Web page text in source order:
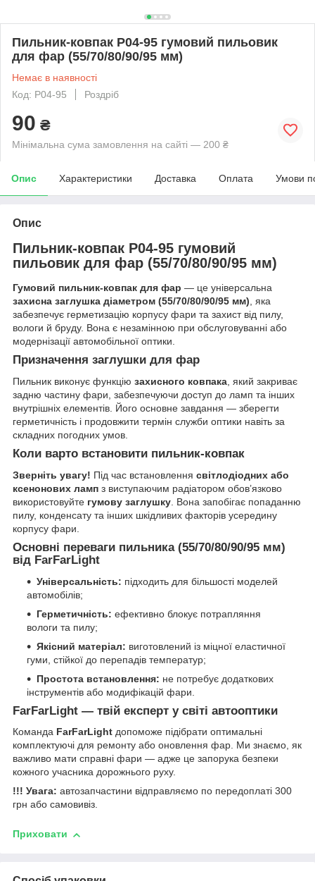
Пильник-ковпак P04-95 гумовий пильовик
для фар (55/70/80/90/95 мм)
Немає в наявності
Код: P04-95
Роздріб
90 ₴
Мінімальна сума замовлення на сайті — 200 ₴
Опис Характеристики Доставка Оплата Умови
Опис
Пильник-ковпак P04-95 гумовий
пильовик для фар (55/70/80/90/95 мм)
Гумовий пильник-ковпак для фар — це універсальна
захисна заглушка діаметром (55/70/80/90/95 мм), яка
забезпечує герметизацію корпусу фари та захист від пилу,
вологи й бруду. Вона є незамінною при обслуговуванні або
модернізації автомобільної оптики.
Призначення заглушки для фар
Пильник виконує функцію захисного ковпака, який закриває
задню частину фари, забезпечуючи доступ до ламп та інших
внутрішніх елементів. Його основне завдання — зберегти
герметичність і продовжити термін служби оптики навіть за
складних погодних умов.
Коли варто встановити пильник-ковпак
Зверніть увагу! Під час встановлення світлодіодних або
ксенонових ламп з виступаючим радіатором обов’язково
використовуйте гумову заглушку . Вона запобігає попаданню
пилу, конденсату та інших шкідливих факторів усередину
корпусу фари.
Основні переваги пильника (55/70/80/90/95 мм)
від FarFarLight
Універсальність: підходить для більшості моделей
автомобілів;
Герметичність: ефективно блокує потрапляння
вологи та пилу;
Якісний матеріал: виготовлений із міцної еластичної
гуми, стійкої до перепадів температур;
Простота встановлення: не потребує додаткових
інструментів або модифікацій фари.
FarFarLight — твій експерт у світі автооптики
Команда FarFarLight допоможе підібрати оптимальні
комплектуючі для ремонту або оновлення фар. Ми знаємо, як
важливо мати справні фари — адже це запорука безпеки
кожного учасника дорожнього руху.
!!! Увага: автозапчастини відправляємо по передоплаті 300
грн або самовивіз.
Приховати